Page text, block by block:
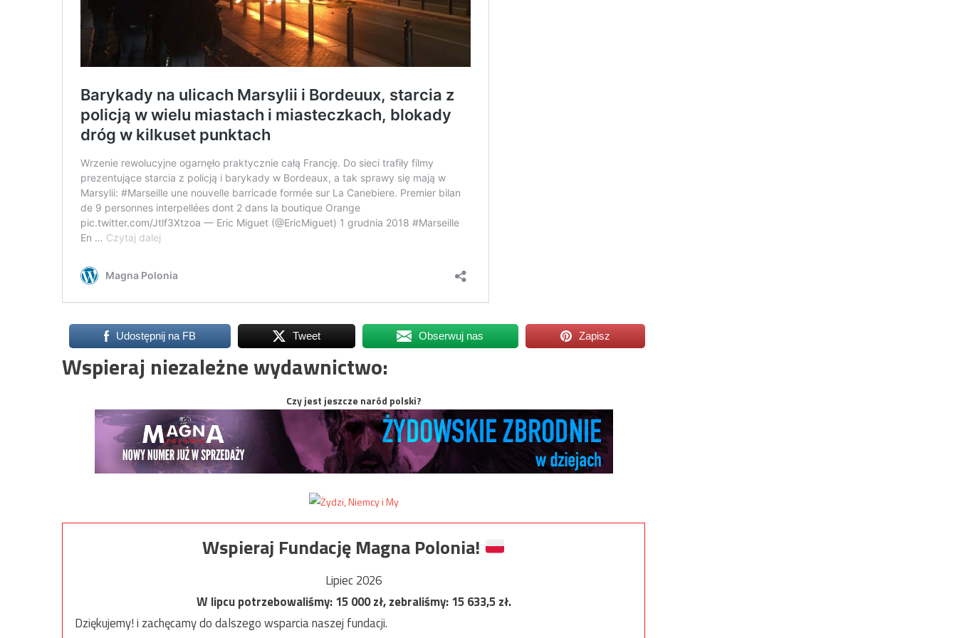
Udostępnij na FB Tweet Obserwuj nas Zapisz
Wspieraj niezależne wydawnictwo:
Czy jest jeszcze naród polski?
Wspieraj Fundację Magna Polonia!
Lipiec 2026
W lipcu potrzebowaliśmy:15 000zł, zebraliśmy:15 633,5zł.
Dziękujemy! i zachęcamy do dalszego wsparcia naszej fundacji.